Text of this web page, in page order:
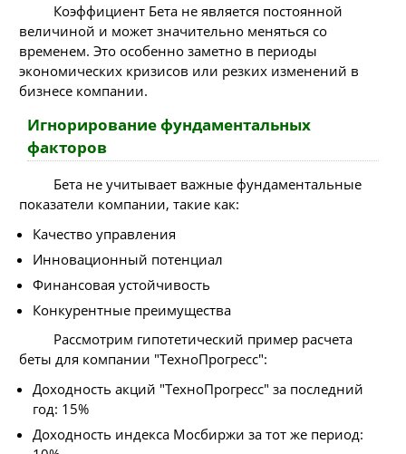
Коэффициент Бета не является постоянной
величиной и может значительно меняться со
временем. Это особенно заметно в периоды
экономических кризисов или резких изменений в
бизнесе компании.
Игнорирование фундаментальных
факторов
Бета не учитывает важные фундаментальные
показатели компании, такие как:
Качество управления
Инновационный потенциал
Финансовая устойчивость
Конкурентные преимущества
Рассмотрим гипотетический пример расчета
беты для компании "ТехноПрогресс":
Доходность акций "ТехноПрогресс" за последний
год: 15%
Доходность индекса Мосбиржи за тот же период: